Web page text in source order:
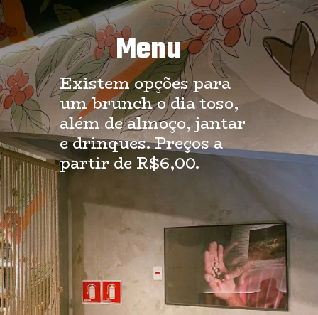
Menu
Existem opções para
um brunch o dia toso,
além de almoço, jantar
e drinques. Preços a
partir de R$6,00.